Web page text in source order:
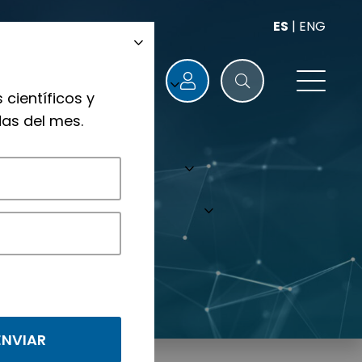
ES | ENG
científicos y
del mes.